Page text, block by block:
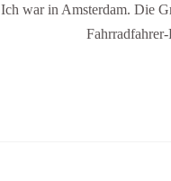
Ich war in Amsterdam. Die